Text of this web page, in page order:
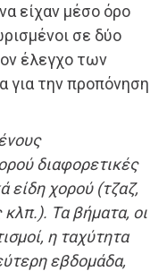
είχαν μέσο όρο
σε δύο
έλεγχο των
για την προπόνηση
διαφορετικές
είδη χορού (τζαζ,
κλπ.). Τα βήματα, οι
η ταχύτητα
εβδομάδα,